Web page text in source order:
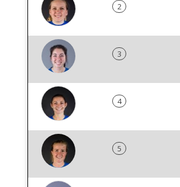
2
3
4
5